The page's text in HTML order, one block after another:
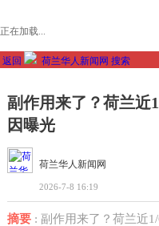
正在加载...
返回 荷兰华人新闻网 搜索
副作用来了？荷兰近
因曝光
荷兰华人新闻网
2026-7-8 16:19
摘要: 副作用来了？荷兰近